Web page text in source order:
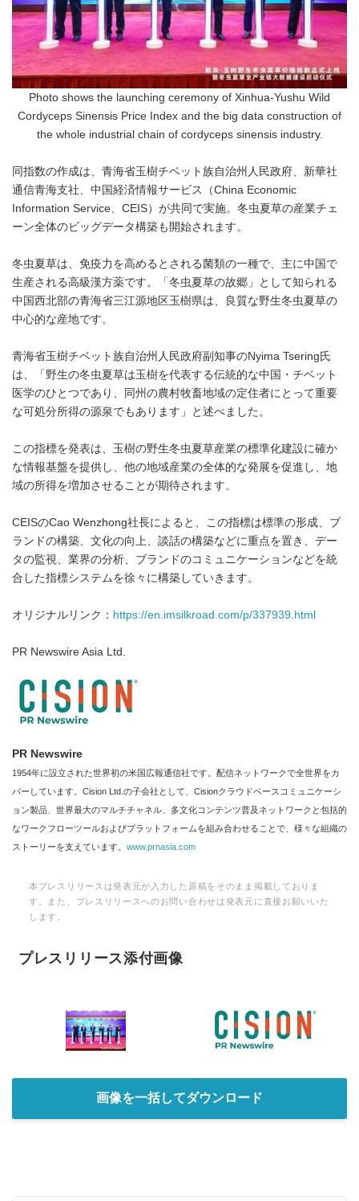
Photo shows the launching ceremony of Xinhua-Yushu Wild
Cordyceps Sinensis Price Index and the big data construction of
the whole industrial chain of cordyceps sinensis industry.
同指数の作成は、青海省玉樹チベット族自治州人民政府、新華社
通信青海支社、中国経済情報サービス（China Economic
Information Service、CEIS）が共同で実施。冬虫夏草の産業チェ
ーン全体のビッグデータ構築も開始されます。
冬虫夏草は、免疫力を高めるとされる菌類の一種で、主に中国で
生産される高級漢方薬です。「冬虫夏草の故郷」として知られる
中国西北部の青海省三江源地区玉樹県は、良質な野生冬虫夏草の
中心的な産地です。
青海省玉樹チベット族自治州人民政府副知事のNyima Tsering氏
は、「野生の冬虫夏草は玉樹を代表する伝統的な中国・チベット
医学のひとつであり、同州の農村牧畜地域の定住者にとって重要
な可処分所得の源泉でもあります」と述べました。
この指標を発表は、玉樹の野生冬虫夏草産業の標準化建設に確か
な情報基盤を提供し、他の地域産業の全体的な発展を促進し、地
域の所得を増加させることが期待されます。
CEISのCao Wenzhong社長によると、この指標は標準の形成、ブ
ランドの構築、文化の向上、談話の構築などに重点を置き、デー
タの監視、業界の分析、ブランドのコミュニケーションなどを統
合した指標システムを徐々に構築していきます。
オリジナルリンク： https://en.imsilkroad.com/p/337939.html
PR Newswire Asia Ltd.
PR Newswire
1954年に設立された世界初の米国広報通信社です。配信ネットワークで全世界をカ
バーしています。Cision Ltd.の子会社として、Cisionクラウドベースコミュニケーシ
ョン製品、世界最大のマルチチャネル、多文化コンテンツ普及ネットワークと包括的
なワークフローツールおよびプラットフォームを組み合わせることで、様々な組織の
ストーリーを支えています。 www.prnasia.com
本プレスリリースは発表元が入力した原稿をそのまま掲載しておりま
す。また、プレスリリースへのお問い合わせは発表元に直接お願いいた
します。
プレスリリース添付画像
画像を一括してダウンロード